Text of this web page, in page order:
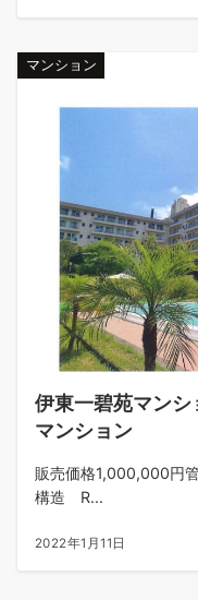
マンション
伊東一碧苑マン
マンション
販売価格1,000,000円
構造 R...
2022年1月11日